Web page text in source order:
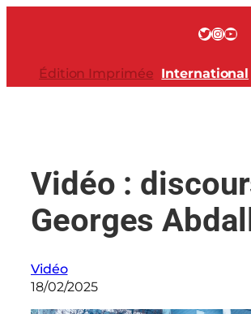
Twitter InstagramYouTube
Édition Imprimée International
Vidéo :
Georges
Vidéo
18/02/2025